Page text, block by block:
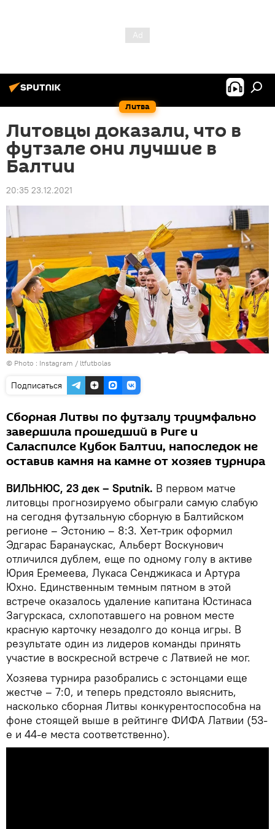
Литва
Литовцы доказали, что в
футзале они лучшие в
Балтии
20:35 23.12.2021
© Photo : Instagram / ltfutbolas
Подписаться
Сборная Литвы по футзалу триумфально
завершила прошедший в Риге и
Саласпилсе Кубок Балтии, напоследок не
оставив камня на камне от хозяев турнира
ВИЛЬНЮС, 23 дек – Sputnik. В первом матче
литовцы прогнозируемо обыграли самую слабую
на сегодня футзальную сборную в Балтийском
регионе – Эстонию – 8:3. Хет-трик оформил
Эдгарас Баранаускас, Альберт Воскунович
отличился дублем, еще по одному голу в активе
Юрия Еремеева, Лукаса Сенджикаса и Артура
Юхно. Единственным темным пятном в этой
встрече оказалось удаление капитана Юстинаса
Загурскаса, схлопотавшего на ровном месте
красную карточку незадолго до конца игры. В
результате один из лидеров команды принять
участие в воскресной встрече с Латвией не мог.
Хозяева турнира разобрались с эстонцами еще
жестче – 7:0, и теперь предстояло выяснить,
насколько сборная Литвы конкурентоспособна на
фоне стоящей выше в рейтинге ФИФА Латвии (53-
е и 44-е места соответственно).